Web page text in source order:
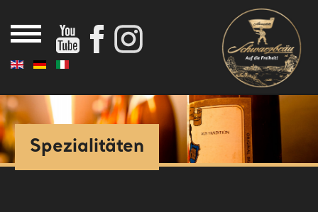
Aktuelles
Spezialitäten